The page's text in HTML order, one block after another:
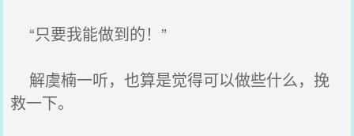
“只要我能做到的！”
解虞楠一听，也算是觉得可以做些什么，挽
救一下。